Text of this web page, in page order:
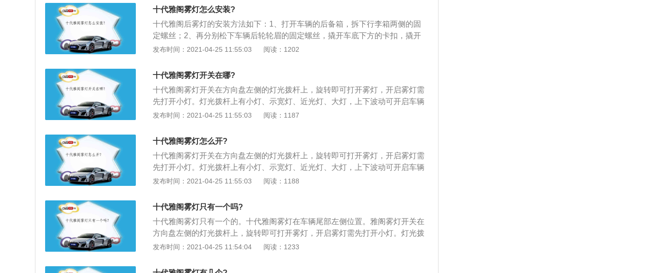
丝；2、再分别松下车辆后轮轮眉的固定螺丝，撬开车底下方的卡扣，撬开尾灯
的卡口；3、取下后饰板后，检查是否有线束连接，此时拆下后雾灯的饰板；4、
将雾灯灯座安装上原装饰板上，并插上线束即可。
十代雅阁雾灯怎么安装?
十代雅阁后雾灯的安装方法如下：1、打开车辆的后备箱，拆下行李箱两侧的固
定螺丝；2、再分别松下车辆后轮轮眉的固定螺丝，撬开车底下方的卡扣，撬开
尾灯的卡口；3、取下后饰板后，检查是否有线束连接，此时拆下后雾灯的饰
发布时间：2021-04-25 11:55:03 阅读：1202
十代雅阁雾灯开关在哪?
十代雅阁雾灯开关在方向盘左侧的灯光拨杆上，旋转即可打开雾灯，开启雾灯需
先打开小灯。灯光拨杆上有小灯、示宽灯、近光灯、大灯，上下波动可开启车辆
的左右转向灯，拨至中间即是关闭状态。雅阁后雾灯的更换方法如下：1、打开
定螺丝，撬开车底下方的卡扣，撬开尾灯的卡口；3、取下后饰板后，检查是否
有线束连接，此时拆下后雾灯的饰板；4、将雾灯灯座安装上原装饰板上，并插
上线束即可。
发布时间：2021-04-25 11:55:03 阅读：1187
十代雅阁雾灯怎么开?
十代雅阁雾灯开关在方向盘左侧的灯光拨杆上，旋转即可打开雾灯，开启雾灯需
先打开小灯。灯光拨杆上有小灯、示宽灯、近光灯、大灯，上下波动可开启车辆
的左右转向灯，拨至中间即是关闭状态。雅阁后雾灯的更换方法如下：1、打开
定螺丝，撬开车底下方的卡扣，撬开尾灯的卡口；3、取下后饰板后，检查是否
有线束连接，此时拆下后雾灯的饰板；4、将雾灯灯座安装上原装饰板上，并插
上线束即可。
发布时间：2021-04-25 11:55:03 阅读：1188
十代雅阁雾灯只有一个吗?
十代雅阁雾灯只有一个的。十代雅阁雾灯在车辆尾部左侧位置。雅阁雾灯开关在
方向盘左侧的灯光拨杆上，旋转即可打开雾灯，开启雾灯需先打开小灯。灯光拨
杆上有小灯、示宽灯、近光灯、大灯，上下波动可开启车辆的左右转向灯，拨至
行李箱两侧的固定螺丝；2、再分别松下车辆后轮轮眉的固定螺丝，撬开车底下
发布时间：2021-04-25 11:54:04 阅读：1233